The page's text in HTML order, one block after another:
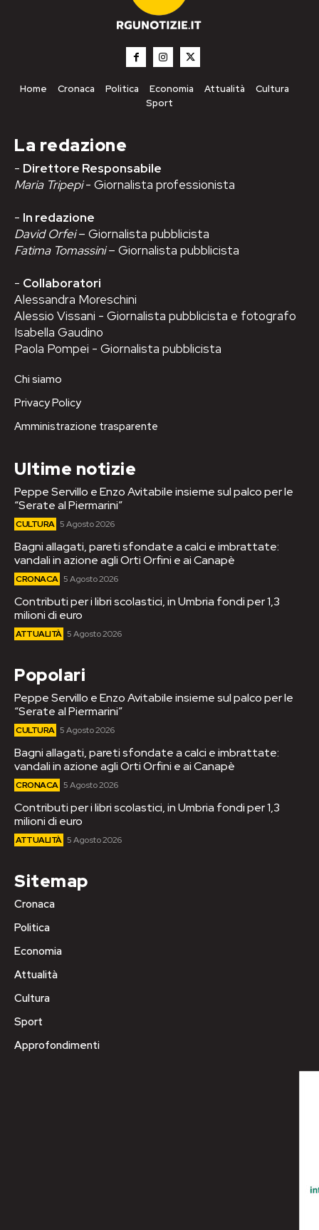
Home Cronaca Politica Economia Attualità
Cultura
Sport
La redazione
- Direttore Responsabile
Maria Tripepi- Giornalista professionista
- In redazione
David Orfei– Giornalista pubblicista
Fatima Tomassini– Giornalista pubblicista
- Collaboratori
Alessandra Moreschini
Alessio Vissani - Giornalista pubblicista e fotografo
Isabella Gaudino
Paola Pompei - Giornalista pubblicista
Chi siamo
Privacy Policy
Amministrazione trasparente
Ultime notizie
Peppe Servillo e Enzo Avitabile insieme sul palco per le
“Serate al Piermarini”
CULTURA 5 Agosto 2026
Bagni allagati, pareti sfondate a calci e imbrattate:
vandali in azione agli Orti Orfini e ai Canapè
CRONACA 5 Agosto 2026
Contributi per i libri scolastici, in Umbria fondi per 1,3
milioni di euro
ATTUALITÀ 5 Agosto 2026
Popolari
Peppe Servillo e Enzo Avitabile insieme sul palco per le
“Serate al Piermarini”
CULTURA 5 Agosto 2026
Bagni allagati, pareti sfondate a calci e imbrattate:
vandali in azione agli Orti Orfini e ai Canapè
CRONACA 5 Agosto 2026
Contributi per i libri scolastici, in Umbria fondi per 1,3
milioni di euro
ATTUALITÀ 5 Agosto 2026
Sitemap
Cronaca
Politica
Economia
Attualità
Cultura
Sport
Approfondimenti